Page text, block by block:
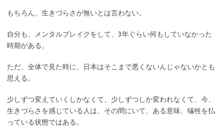
もちろん、生きづらさが無いとは言わない。
自分も、メンタルブレイクをして、3年ぐらい何もしていなかった
時期がある。
ただ、全体で見た時に、日本はそこまで悪くないんじゃないかとも
思える。
少しずつ変えていくしかなくて、少しずつしか変われなくて、今、
生きづらさを感じている人は、その間にいて、ある意味、犠牲を払
っている状態ではある。